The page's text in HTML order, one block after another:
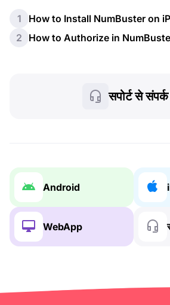
1
How to Install NumBuster on
2
How to Authorize in
सपोर्ट से
Android
WebApp